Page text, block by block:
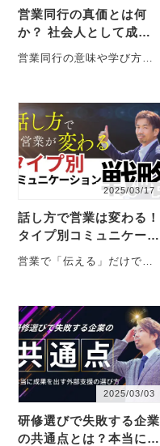
営業同行の真価とは何
か？ 社会人として成長
するための“観察
力”と“翻訳力”
営業同行の意味や学び方を
長の糧に変える視点と
は？・・・
2025/03/17
話し方で営業は変わる！
タイプ別コミュニケーシ
ョン戦略
営業で「伝える」だけでは
コミュニケーションタイプ
を見・・・
2025/03/03
研修選びで失敗する企業
の共通点とは？本当に成